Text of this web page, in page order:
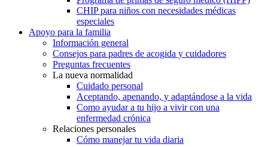
CHIP para niños con necesidades médicas
especiales
Apoyo para la familia
Información general
Consejos para padres de acogida y cuidadores
Preguntas frecuentes
La nueva normalidad
Cuidado personal
Aceptando, apenando, y adaptándose a la vida
Como ayudar a tu hijo a vivir con una
enfermedad crónica
Relaciones personales
Cómo manejar tu vida diaria